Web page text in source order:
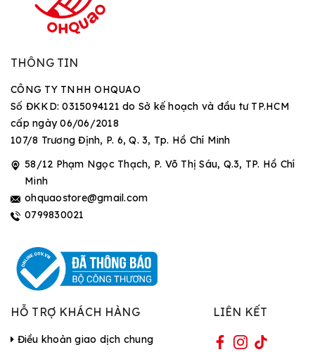
THÔNG TIN
CÔNG TY TNHH OHQUAO
Số ĐKKD: 0315094121 do Sở kế hoạch và đầu tư TP.HCM
cấp ngày 06/06/2018
107/8 Trương Định, P. 6, Q. 3, Tp. Hồ Chí Minh
58/12 Phạm Ngọc Thạch, P. Võ Thị Sáu, Q.3, TP. Hồ Chí
Minh
ohquaostore@gmail.com
0799830021
HỖ TRỢ KHÁCH HÀNG
Điều khoản giao dịch chung
LIÊN KẾT